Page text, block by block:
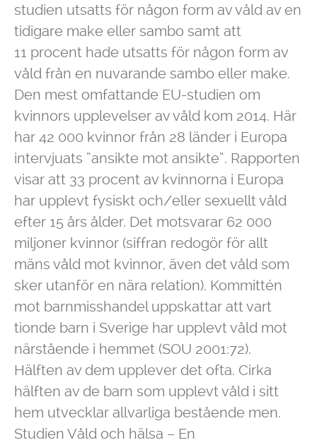
studien utsatts för någon form av våld av en
tidigare make eller sambo samt att
11 procent hade utsatts för någon form av
våld från en nuvarande sambo eller make.
Den mest omfattande EU-studien om
kvinnors upplevelser av våld kom 2014. Här
har 42 000 kvinnor från 28 länder i Europa
intervjuats ”ansikte mot ansikte”. Rapporten
visar att 33 procent av kvinnorna i Europa
har upplevt fysiskt och/eller sexuellt våld
efter 15 års ålder. Det motsvarar 62 000
miljoner kvinnor (siffran redogör för allt
mäns våld mot kvinnor, även det våld som
sker utanför en nära relation). Kommittén
mot barnmisshandel uppskattar att vart
tionde barn i Sverige har upplevt våld mot
närstående i hemmet (SOU 2001:72).
Hälften av dem upplever det ofta. Cirka
hälften av de barn som upplevt våld i sitt
hem utvecklar allvarliga bestående men.
Studien Våld och hälsa – En